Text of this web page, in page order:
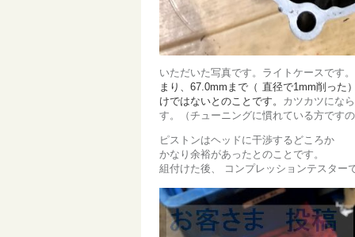
いただいた写真です。ライトケースです
まり、67.0mmまで（ 直径で1mm削った
けではないとのことです。
カツカツにな
す。（チューニングに慣れている方です
ピストンはヘッドに干渉するどころか
かなり余裕があったとのことです。
組付けた後、
コンプレッションテスター